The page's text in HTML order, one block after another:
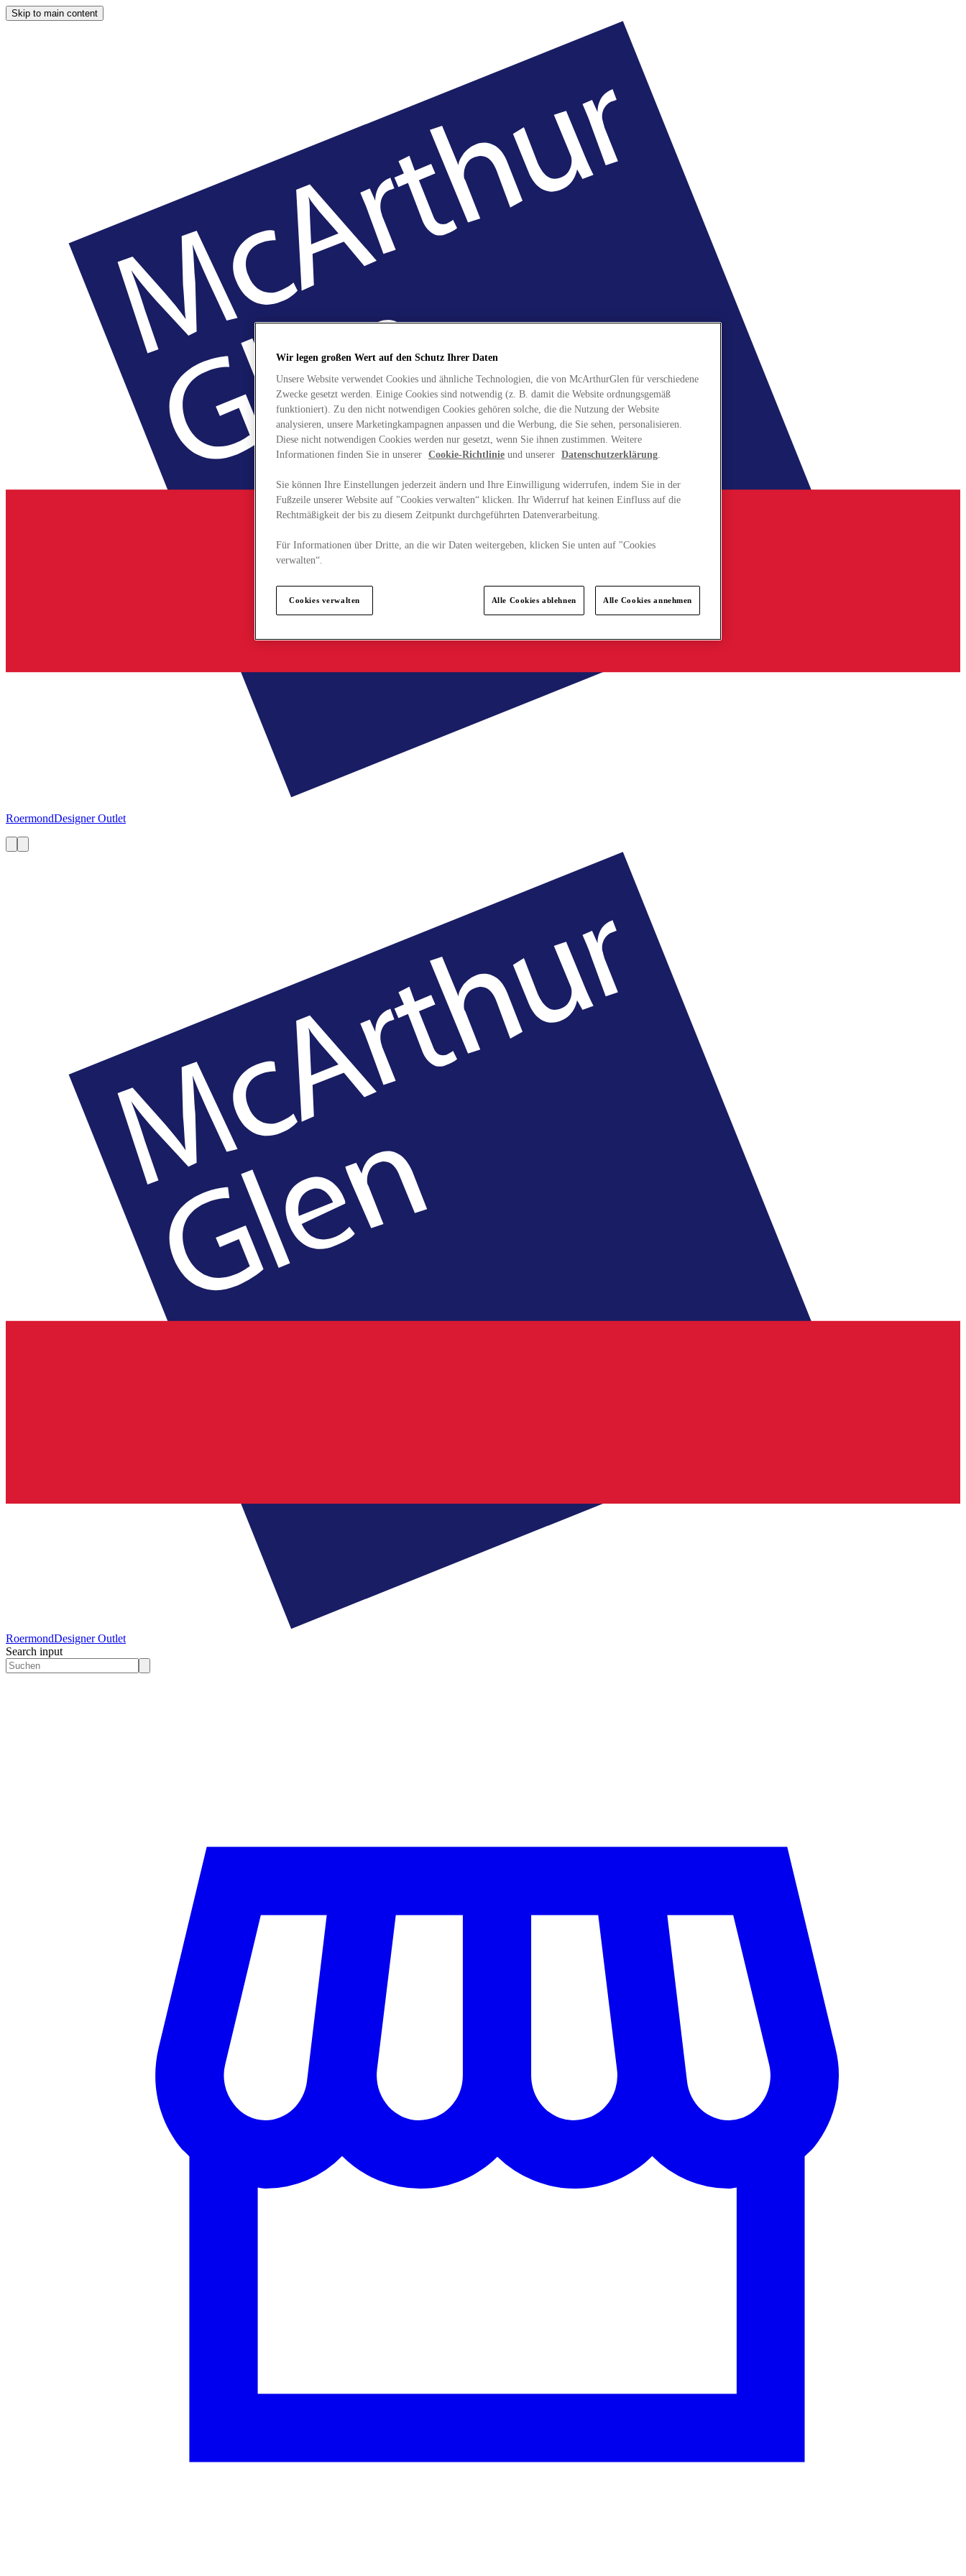
Skip to main content
RoermondDesigner Outlet
RoermondDesigner Outlet
Search input
Wir legen großen Wert auf den Schutz Ihrer Daten
Unsere Website verwendet Cookies und ähnliche Technologien, die von McArthurGlen für verschiedene
Zwecke gesetzt werden. Einige Cookies sind notwendig (z. B. damit die Website ordnungsgemäß
funktioniert). Zu den nicht notwendigen Cookies gehören solche, die die Nutzung der Website
analysieren, unsere Marketingkampagnen anpassen und die Werbung, die Sie sehen, personalisieren.
Diese nicht notwendigen Cookies werden nur gesetzt, wenn Sie ihnen zustimmen. Weitere
Informationen finden Sie in unserer Cookie-Richtlinie und unserer Datenschutzerklärung.
Sie können Ihre Einstellungen jederzeit ändern und Ihre Einwilligung widerrufen, indem Sie in der
Fußzeile unserer Website auf "Cookies verwalten“ klicken. Ihr Widerruf hat keinen Einfluss auf die
Rechtmäßigkeit der bis zu diesem Zeitpunkt durchgeführten Datenverarbeitung.
Für Informationen über Dritte, an die wir Daten weitergeben, klicken Sie unten auf "Cookies
verwalten“.
Cookies verwalten Alle Cookies ablehnen Alle Cookies annehmen